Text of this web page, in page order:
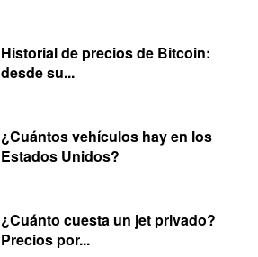
Historial de precios de Bitcoin:
desde su...
¿Cuántos vehículos hay en los
Estados Unidos?
¿Cuánto cuesta un jet privado?
Precios por...